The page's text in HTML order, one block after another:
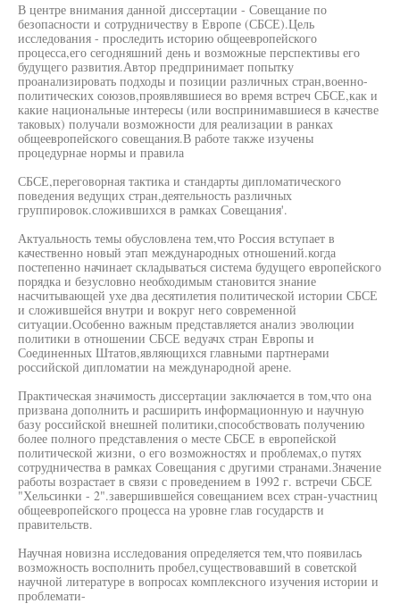
В центре внимания данной диссертации - Совещание по
безопасности и сотрудничеству в Европе (СБСЕ).Цель
исследования - проследить историю общеевропейского
процесса,его сегодняшний день и возможные перспективы его
будущего развития.Автор предпринимает попытку
проанализировать подходы и позиции различных стран,военно-
политических союзов,проявлявшиеся во время встреч СБСЕ,как и
какие национальные интересы (или воспринимавшиеся в качестве
таковых) получали возможности для реализации в ранках
общеевропейского совещания.В работе также изучены
процедурнае нормы и правила
СБСЕ,переговорная тактика и стандарты дипломатического
поведения ведущих стран,деятельность различных
группировок.сложившихся в рамках Совещания'.
Актуальность темы обусловлена тем,что Россия вступает в
качественно новый этап международных отношений.когда
постепенно начинает складываться система будущего европейского
порядка и безусловно необходимым становится знание
насчитывающей ухе два десятилетия политической истории СБСЕ
и сложившейся внутри и вокруг него современной
ситуации.Особенно важным представляется анализ эволюции
политики в отношении СБСЕ ведуачх стран Европы и
Соединенных Штатов,являющихся главными партнерами
российской дипломатии на международной арене.
Практическая значимость диссертации заключается в том,что она
призвана дополнить и расширить информационную и научную
базу российской внешней политики,способствовать получению
более полного представления о месте СБСЕ в европейской
политической жизни, о его возможностях и проблемах,о путях
сотрудничества в рамках Совещания с другими странами.Значение
работы возрастает в связи с проведением в 1992 г. встречи СБСЕ
"Хельсинки - 2".завершившейся совещанием всех стран-участниц
общеевропейского процесса на уровне глав государств и
правительств.
Научная новизна исследования определяется тем,что появилась
возможность восполнить пробел,существовавший в советской
научной литературе в вопросах комплексного изучения истории и
проблемати-